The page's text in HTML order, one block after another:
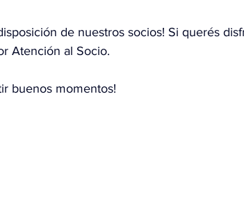
de nuestros socios! Si querés
Atención al Socio.
buenos momentos!